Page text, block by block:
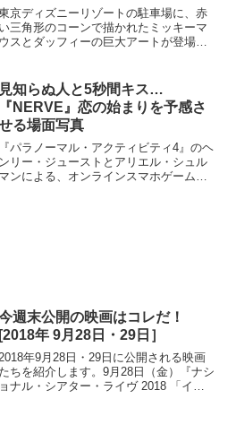
京ディズニーリゾートの駐車場に、赤
い三角形のコーンで描かれたミッキーマ
ウスとダッフィーの巨大アートが登場、
ミッキーとダッフィーの巨大アートが出
このたび東京ディズニ...
見知らぬ人と5秒間キス…
『NERVE』恋の始まりを予感さ
る場面写真
『パラノーマル・アクティビティ4』のヘ
ンリー・ジューストとアリエル・シュル
マンによる、オンラインスマホゲームを
週末公開の映画はコレだ！
[2018年 9月28日・29日］
2018年9月28日・29日に公開される映画
たちを紹介します。9月28日（金）『ナシ
ョナル・シアター・ライヴ 2018 「イェ